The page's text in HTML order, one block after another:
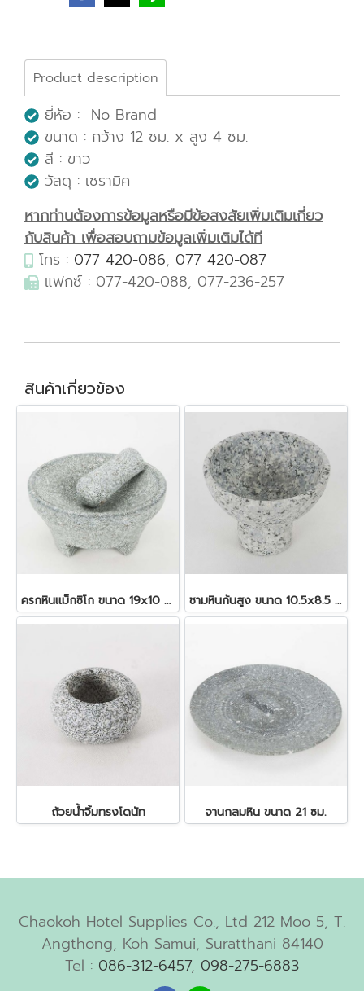
Product description
ยี่ห้อ : No Brand
ขนาด : กว้าง 12 ซม. x สูง 4 ซม.
สี : ขาว
วัสดุ : เซรามิค
หากท่านต้องการข้อมูลหรือมีข้อสงสัยเพิ่มเติมเกี่ยว
กับสินค้า เพื่อสอบถามข้อมูลเพิ่มเติมได้ที
โทร : 077 420-086, 077 420-087
แฟกซ์ : 077-420-088, 077-236-257
สินค้าเกี่ยวข้อง
ครกหินแม็กซิโก ขนาด 19x10 ซม. ชามหินก้นสูง ขนาด 10.5x8.5 ซม.
ถ้วยน้ำจิ้มทรงโดนัท จานกลมหิน ขนาด 21 ซม.
Chaokoh Hotel Supplies Co., Ltd 212 Moo 5, T.
Angthong, Koh Samui, Suratthani 84140
Tel : 086-312-6457, 098-275-6883